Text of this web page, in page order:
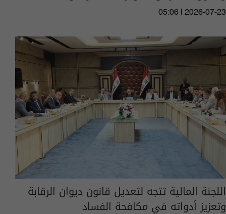
05:06 | 2026-07-23
اللجنة المالية تتجه لتعديل قانون ديوان الرقابة
وتعزيز أدواته في مكافحة الفساد